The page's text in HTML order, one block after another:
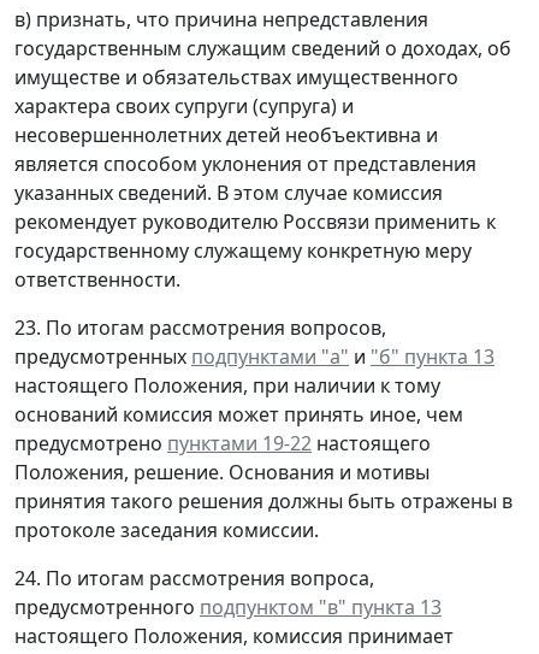
в) признать, что причина непредставления
государственным служащим сведений о доходах, об
имуществе и обязательствах имущественного
характера своих супруги (супруга) и
несовершеннолетних детей необъективна и
является способом уклонения от представления
указанных сведений. В этом случае комиссия
рекомендует руководителю Россвязи применить к
государственному служащему конкретную меру
ответственности.
23. По итогам рассмотрения вопросов,
предусмотренных подпунктами "а" и "б" пункта 13
настоящего Положения, при наличии к тому
оснований комиссия может принять иное, чем
предусмотрено пунктами 19-22 настоящего
Положения, решение. Основания и мотивы
принятия такого решения должны быть отражены в
протоколе заседания комиссии.
24. По итогам рассмотрения вопроса,
предусмотренного подпунктом "в" пункта 13
настоящего Положения, комиссия принимает